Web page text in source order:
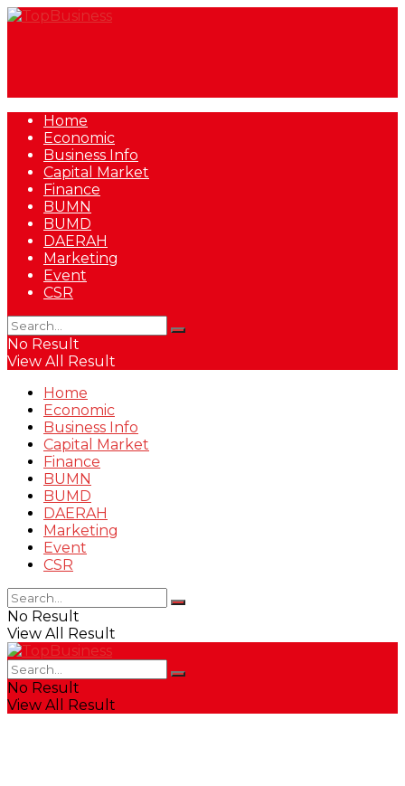
Home
Economic
Business Info
Capital Market
Finance
BUMN
BUMD
DAERAH
Marketing
Event
CSR
No Result
View All Result
Home
Economic
Business Info
Capital Market
Finance
BUMN
BUMD
DAERAH
Marketing
Event
CSR
No Result
View All Result
No Result
View All Result